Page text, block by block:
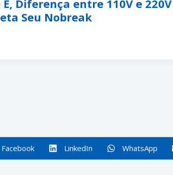
Diferença entre 110V e 220V
Seu Nobreak
Facebook LinkedIn WhatsApp